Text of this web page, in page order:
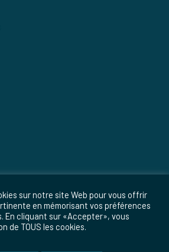
sur notre site Web pour vous offrir
en mémorisant vos préférences
En cliquant sur «Accepter», vous
de TOUS les cookies.